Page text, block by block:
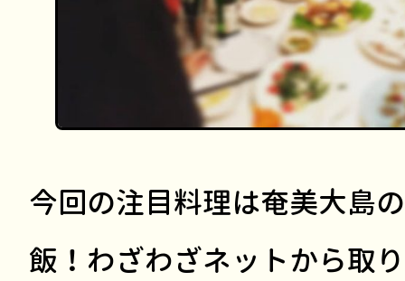
今回の注目料理は奄美大島
飯！わざわざネットから取